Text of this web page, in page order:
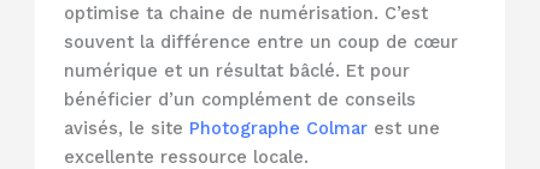
optimise ta chaine de numérisation. C’est
souvent la différence entre un coup de cœur
numérique et un résultat bâclé. Et pour
bénéficier d’un complément de conseils
avisés, le site Photographe Colmar est une
excellente ressource locale.